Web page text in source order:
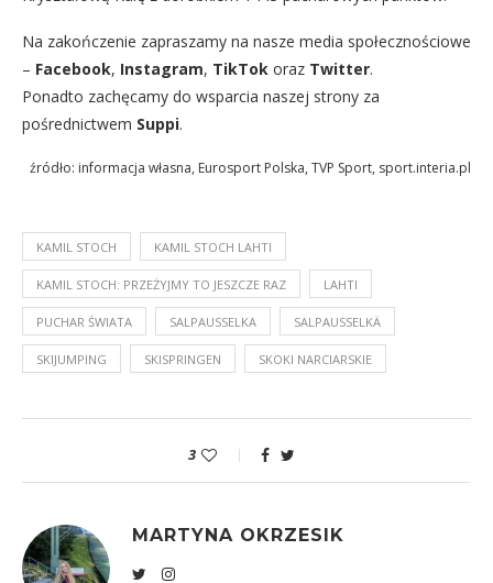
Na zakończenie zapraszamy na nasze media społecznościowe
– Facebook, Instagram, TikTok oraz Twitter.
Ponadto zachęcamy do wsparcia naszej strony za
pośrednictwem Suppi.
źródło: informacja własna, Eurosport Polska, TVP Sport, sport.interia.pl
KAMIL STOCH KAMIL STOCH LAHTI
KAMIL STOCH: PRZEŻYJMY TO JESZCZE RAZ LAHTI
PUCHAR ŚWIATA SALPAUSSELKA SALPAUSSELKÄ
SKIJUMPING SKISPRINGEN SKOKI NARCIARSKIE
3
MARTYNA OKRZESIK